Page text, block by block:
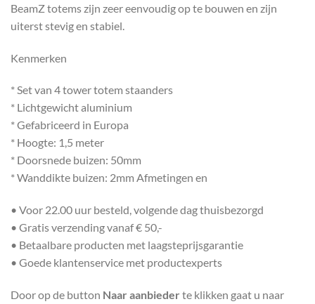
BeamZ totems zijn zeer eenvoudig op te bouwen en zijn
uiterst stevig en stabiel.
Kenmerken
* Set van 4 tower totem staanders
* Lichtgewicht aluminium
* Gefabriceerd in Europa
* Hoogte: 1,5 meter
* Doorsnede buizen: 50mm
* Wanddikte buizen: 2mm Afmetingen en
• Voor 22.00 uur besteld, volgende dag thuisbezorgd
• Gratis verzending vanaf € 50,-
• Betaalbare producten met laagsteprijsgarantie
• Goede klantenservice met productexperts
Door op de button Naar aanbieder te klikken gaat u naar